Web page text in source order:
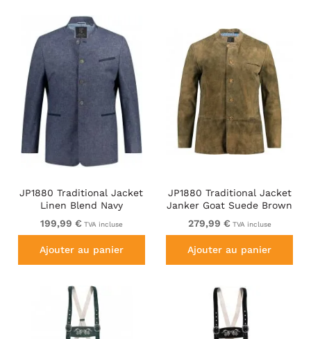
JP1880 Traditional Jacket
Linen Blend Navy
199,99 € TVA incluse
Ajouter au panier
JP1880 Traditional Jacket
Janker Goat Suede Brown
279,99 € TVA incluse
Ajouter au panier